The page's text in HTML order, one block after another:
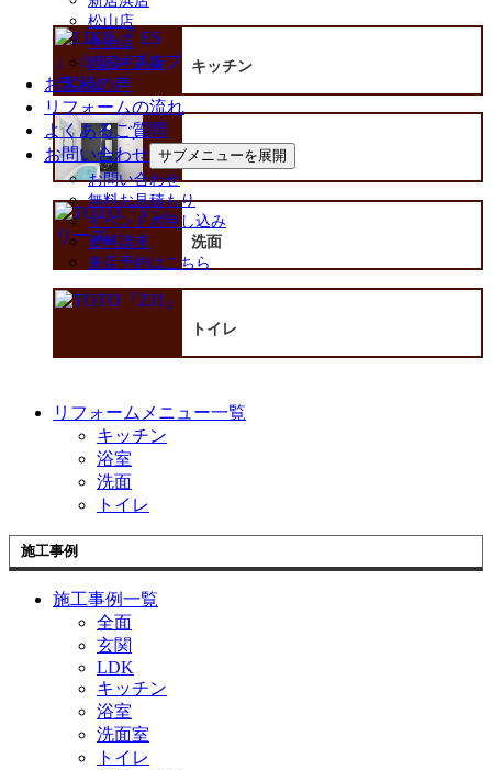
松山店
今治店
四国中央店
お客様の声
リフォームの流れ
よくあるご質問
お問い合わせ サブメニューを展開
お問い合わせ
無料お見積もり
イベントお申し込み
資料請求
来店予約はこちら
キッチン
浴室
洗面
トイレ
リフォームメニュー一覧
キッチン
浴室
洗面
トイレ
施工事例
施工事例一覧
全面
玄関
LDK
キッチン
浴室
洗面室
トイレ